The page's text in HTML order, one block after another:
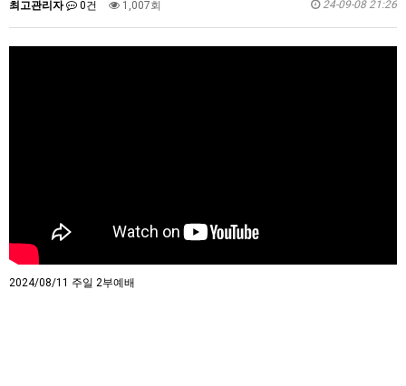
커뮤니티
최고관리자 0건 1,007회 24-09-08 21:26
2024/08/11 주일 2부예배